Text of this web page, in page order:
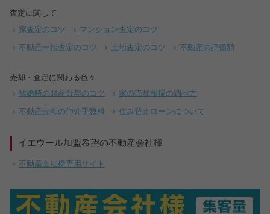
査定に関して
家査定のコツ マンション査定のコツ
不動産一括査定のコツ 土地査定のコツ 不動産の評価額
売却・査定に関わる色々
離婚時の財産分与のコツ 家の売却相場の調べ方
不動産売却の仲介手数料 住み替えローンについて
イエウール加盟希望の不動産会社様
不動産会社様専用サイト